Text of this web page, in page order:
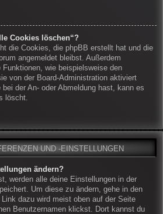
Cookies löschen“?
die Cookies, die phpBB erstellt hat und die
angemeldet bleibst. Außerdem
wie beispielsweise den
von der Board-Administration aktiviert
der An- oder Abmeldung hast, kann es
löscht.
UND -EINSTELLUNGEN
ändern?
werden alle deine Einstellungen in der
Um diese zu ändern, gehe in den
Link dazu wird meist oben auf der Seite
Benutzernamen klickst. Dort kannst du